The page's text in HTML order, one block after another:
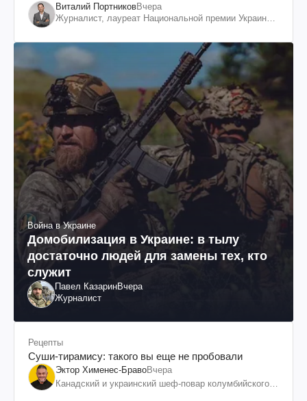
Виталий ПортниковВчера
Журналист, лауреат Национальной премии Украины
Война в Украине
Домобилизация в Украине: в тылу
достаточно людей для замены тех, кто
служит
Павел КазаринВчера
Журналист
Рецепты
Суши-тирамису: такого вы еще не пробовали
Эктор Хименес-БравоВчера
Канадский и украинский шеф-повар колумбийского